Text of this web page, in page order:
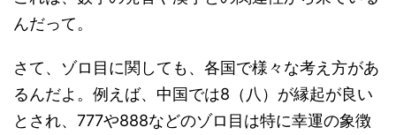
んだって。
さて、ゾロ目に関しても、各国で様々な考え方があ
るんだよ。例えば、中国では8（八）が縁起が良い
とされ、777や888などのゾロ目は特に幸運の象徴